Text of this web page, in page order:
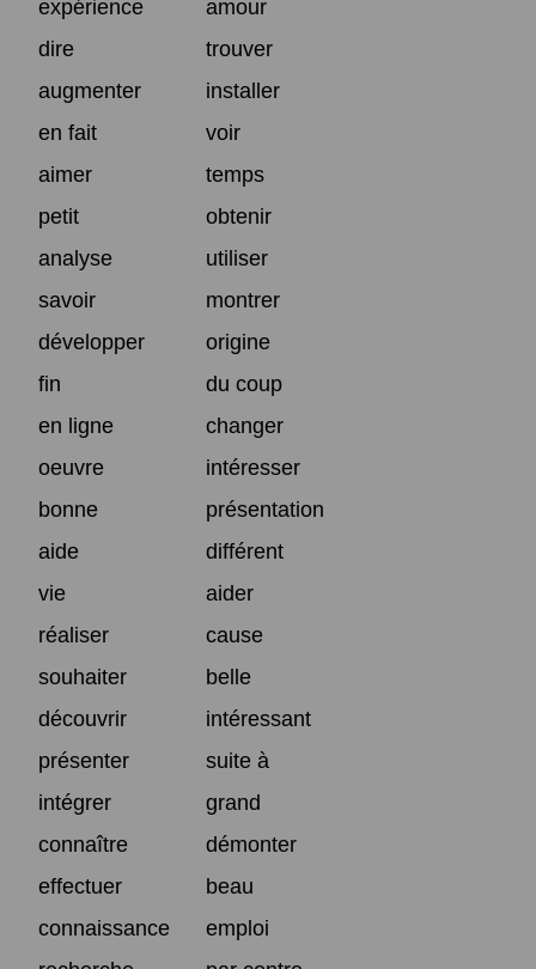
expérience
amour
dire
trouver
augmenter
installer
en fait
voir
aimer
temps
petit
obtenir
analyse
utiliser
savoir
montrer
développer
origine
fin
du coup
en ligne
changer
oeuvre
intéresser
bonne
présentation
aide
différent
vie
aider
réaliser
cause
souhaiter
belle
découvrir
intéressant
présenter
suite à
intégrer
grand
connaître
démonter
effectuer
beau
connaissance
emploi